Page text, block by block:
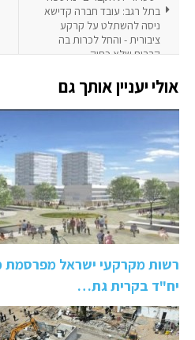
בתל רגב: עובד חברה קדישא
ניסה להשתלט על קרקע
ציבורית - והחל לכרות בה
קברים שלא כחוק
אולי יעניין אותך גם
יח"ד בקרית גת…